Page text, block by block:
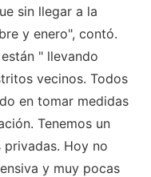
sin llegar a la
y enero", contó.
" llevando
vecinos. Todos
en tomar medidas
Tenemos un
Hoy no
y muy pocas